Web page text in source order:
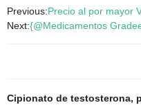
Previous:Precio al por mayor
Next:{@Medicamentos
Cipionato de testosterona,